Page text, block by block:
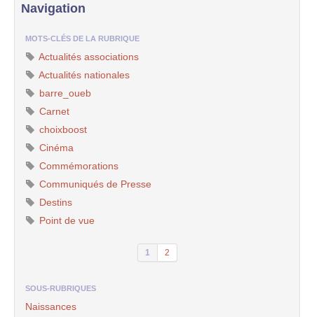
Navigation
MOTS-CLÉS DE LA RUBRIQUE
Actualités associations
Actualités nationales
barre_oueb
Carnet
choixboost
Cinéma
Commémorations
Communiqués de Presse
Destins
Point de vue
1 2
SOUS-RUBRIQUES
Naissances